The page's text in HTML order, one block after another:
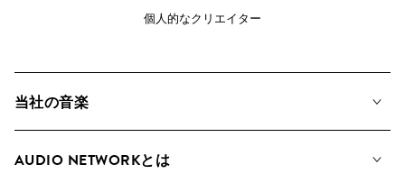
個人的なクリエイター
当社の音楽
検索
AUDIO NETWORKとは